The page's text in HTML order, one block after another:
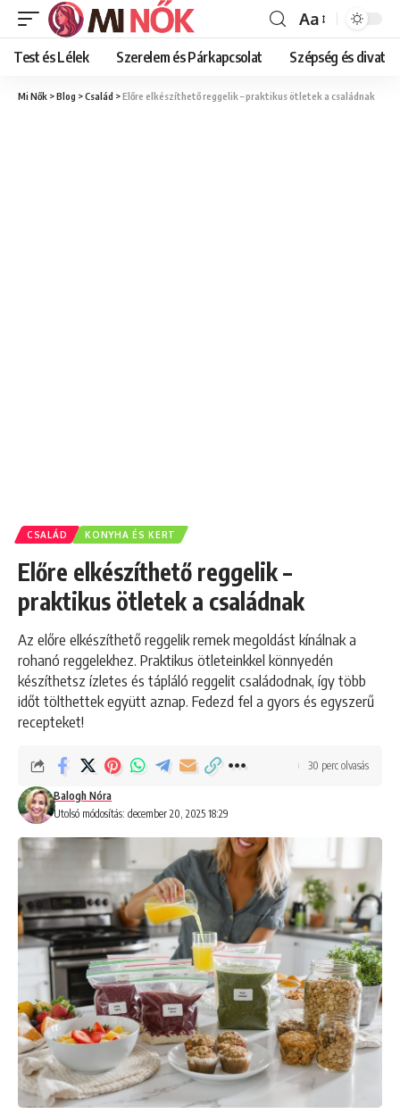
Font
Resizer
Aa
Test és Lélek Szerelem és Párkapcsolat Szépség és divat
Mi Nők >Blog >Család >Előre elkészíthető reggelik – praktikus ötletek a családnak
CSALÁD KONYHA ÉS KERT
Előre elkészíthető reggelik –
praktikus ötletek a családnak
Az előre elkészíthető reggelik remek megoldást kínálnak a
rohanó reggelekhez. Praktikus ötleteinkkel könnyedén
készíthetsz ízletes és tápláló reggelit családodnak, így több
időt tölthettek együtt aznap. Fedezd fel a gyors és egyszerű
recepteket!
Utolsó módosítás: december 20, 2025 18:29
Balogh Nóra
30 perc olvasás